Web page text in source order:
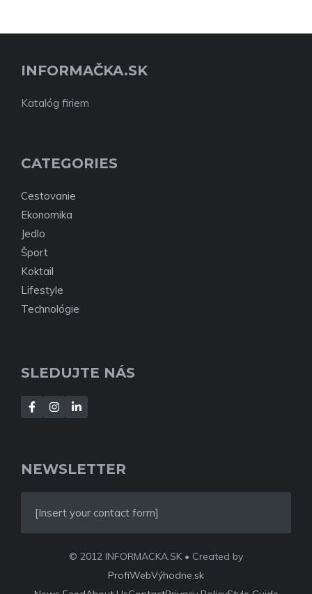
INFORMAČKA.SK
Katalóg firiem
CATEGORIES
Cestovanie
Ekonomika
Jedlo
Šport
Koktail
Lifestyle
Technológie
SLEDUJTE NÁS
NEWSLETTER
[Insert your contact form]
© 2012 INFORMACKA.SK • Created by
ProfiWebVýhodne.sk